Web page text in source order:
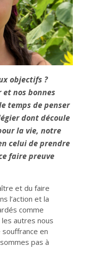
objectifs ?
nos bonnes
temps de penser
dont découle
la vie, notre
celui de prendre
faire preuve
et du faire
l’action et la
comme
autres nous
en
pas à